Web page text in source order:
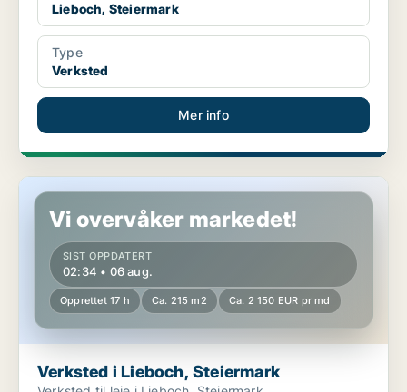
Lieboch, Steiermark
Type
Verksted
Mer info
Verksted i Lieboch, Steiermark
Vi overvåker markedet!
SIST OPPDATERT
02:34 • 06 aug.
Opprettet 17 h Ca. 215 m2 Ca. 2 150 EUR pr md
Verksted i Lieboch, Steiermark